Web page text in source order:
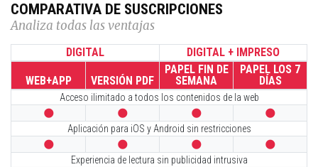
COMPARATIVA DE SUSCRIPCIONES
Analiza todas las ventajas
DIGITAL DIGITAL + IMPRESO
WEB+APP VERSIÓN PDF
PAPEL FIN DE
SEMANA
PAPEL LOS 7
DÍAS
Acceso ilimitado a todos los contenidos de la web
   
Aplicación para iOS y Android sin restricciones
   
Experiencia de lectura sin publicidad intrusiva